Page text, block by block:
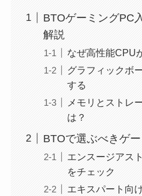
BTOゲーミングPC
解説
なぜ高性能CPU
グラフィックボ
する
メモリとストレ
は？
BTOで選ぶべきゲ
エンスージアス
をチェック
エキスパート向